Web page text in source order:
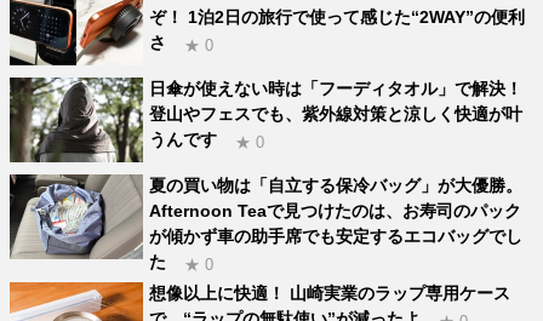
ぞ！ 1泊2日の旅行で使って感じた“2WAY”の便利
さ
★ 0
日傘が使えない時は「フーディタオル」で解決！
登山やフェスでも、紫外線対策と涼しく快適が叶
うんです
★ 0
夏の買い物は「自立する保冷バッグ」が大優勝。
Afternoon Teaで見つけたのは、お寿司のパック
が傾かず車の助手席でも安定するエコバッグでし
た
★ 0
想像以上に快適！ 山崎実業のラップ専用ケース